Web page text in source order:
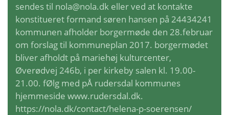
sendes til nola@nola.dk eller ved at kontakte
konstitueret formand søren hansen på 24434241
kommunen afholder borgermøde den 28.februar
om forslag til kommuneplan 2017. borgermødet
bliver afholdt på mariehøj kulturcenter,
Øverødvej 246b, i per kirkeby salen kl. 19.00-
21.00. fØlg med pÅ rudersdal kommunes
hjemmeside www.rudersdal.dk.
https://nola.dk/contact/helena-p-soerensen/